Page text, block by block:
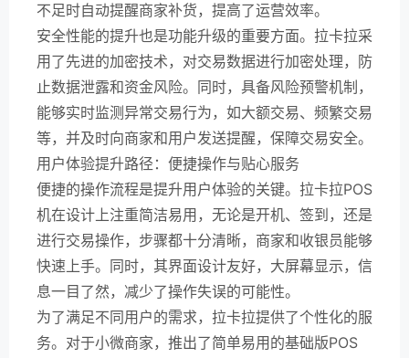
不足时自动提醒商家补货，提高了运营效率。
安全性能的提升也是功能升级的重要方面。拉卡拉采
用了先进的加密技术，对交易数据进行加密处理，防
止数据泄露和资金风险。同时，具备风险预警机制，
能够实时监测异常交易行为，如大额交易、频繁交易
等，并及时向商家和用户发送提醒，保障交易安全。
用户体验提升路径：便捷操作与贴心服务
便捷的操作流程是提升用户体验的关键。拉卡拉POS
机在设计上注重简洁易用，无论是开机、签到，还是
进行交易操作，步骤都十分清晰，商家和收银员能够
快速上手。同时，其界面设计友好，大屏幕显示，信
息一目了然，减少了操作失误的可能性。
为了满足不同用户的需求，拉卡拉提供了个性化的服
务。对于小微商家，推出了简单易用的基础版POS